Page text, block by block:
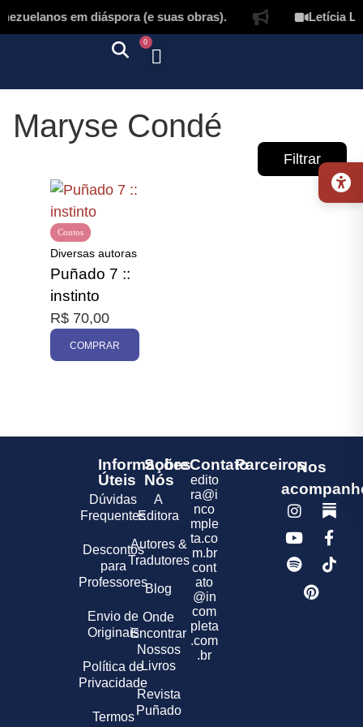
em diáspora (e suas obras). Letícia
0
Maryse Condé
Filtrar
Promoção
Contos
Diversas autoras
Puñado 7 ::
instinto
R$ 70,00
COMPRAR
Informações
Úteis
Dúvidas
Frequentes
Descontos
para
Professores
Envio de
Originais
Política de
Privacidade
Termos
Sobre
Nós
A
Editora
Autores &
Tradutores
Blog
Onde
Encontrar
Nossos
Livros
Revista
Puñado
Contato
edito
ra@i
nco
mple
ta.co
m.br
cont
ato
@in
com
pleta
.com
.br
ParceirosNos